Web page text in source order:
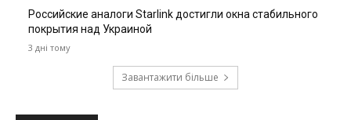
Российские аналоги Starlink достигли окна стабильного
покрытия над Украиной
3 дні тому
Завантажити більше